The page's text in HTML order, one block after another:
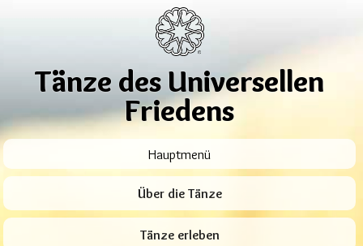
Tänze des Universellen
Friedens
Hauptmenü
Über die Tänze
Tänze erleben